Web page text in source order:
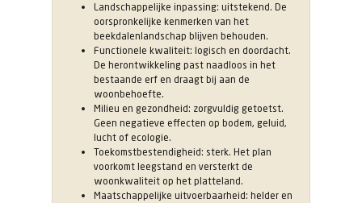
Landschappelijke inpassing: uitstekend. De
oorspronkelijke kenmerken van het
beekdalenlandschap blijven behouden.
Functionele kwaliteit: logisch en doordacht.
De herontwikkeling past naadloos in het
bestaande erf en draagt bij aan de
woonbehoefte.
Milieu en gezondheid: zorgvuldig getoetst.
Geen negatieve effecten op bodem, geluid,
lucht of ecologie.
Toekomstbestendigheid: sterk. Het plan
voorkomt leegstand en versterkt de
woonkwaliteit op het platteland.
Maatschappelijke uitvoerbaarheid: helder en